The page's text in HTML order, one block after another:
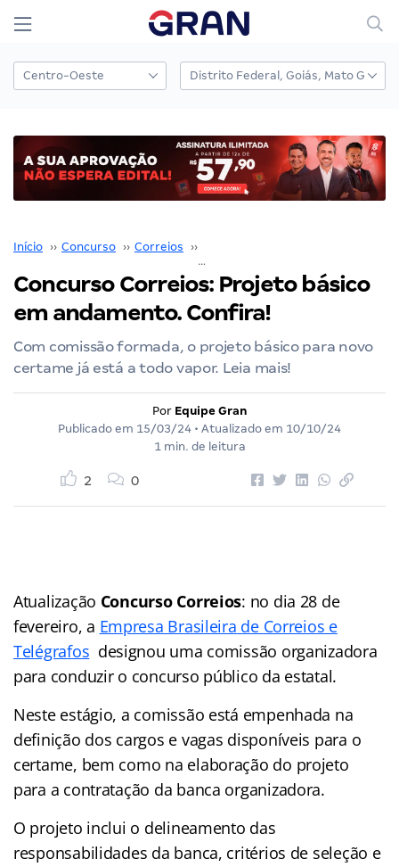
Início ›› Concurso ›› Correios ››
Concurso Correios: Projeto básico
em andamento. Confira!
Com comissão formada, o projeto básico para novo
certame já está a todo vapor. Leia mais!
Por Equipe Gran
Publicado em 15/03/24 • Atualizado em 10/10/24
1 min. de leitura
2 0
Atualização Concurso Correios: no dia 28 de
fevereiro, a Empresa Brasileira de Correios e
Telégrafos designou uma comissão organizadora
para conduzir o concurso público da estatal.
Neste estágio, a comissão está empenhada na
definição dos cargos e vagas disponíveis para o
certame, bem como na elaboração do projeto
para a contratação da banca organizadora.
O projeto inclui o delineamento das
responsabilidades da banca, critérios de seleção e